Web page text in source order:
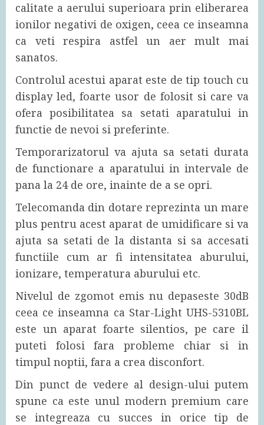
calitate a aerului superioara prin eliberarea
ionilor negativi de oxigen, ceea ce inseamna
ca veti respira astfel un aer mult mai
sanatos.
Controlul acestui aparat este de tip touch cu
display led, foarte usor de folosit si care va
ofera posibilitatea sa setati aparatului in
functie de nevoi si preferinte.
Temporarizatorul va ajuta sa setati durata
de functionare a aparatului in intervale de
pana la 24 de ore, inainte de a se opri.
Telecomanda din dotare reprezinta un mare
plus pentru acest aparat de umidificare si va
ajuta sa setati de la distanta si sa accesati
functiile cum ar fi intensitatea aburului,
ionizare, temperatura aburului etc.
Nivelul de zgomot emis nu depaseste 30dB
ceea ce inseamna ca Star-Light UHS-5310BL
este un aparat foarte silentios, pe care il
puteti folosi fara probleme chiar si in
timpul noptii, fara a crea disconfort.
Din punct de vedere al design-ului putem
spune ca este unul modern premium care
se integreaza cu succes in orice tip de